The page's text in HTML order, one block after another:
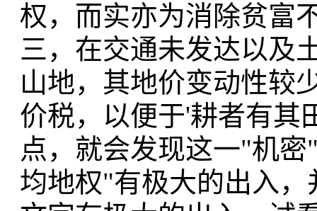
权，而实亦为消除贫富
三，在交通未发达以及
山地，其地价变动性较
价税，以便于'耕者有其
点，就会发现这一"机
均地权"有极大的出入